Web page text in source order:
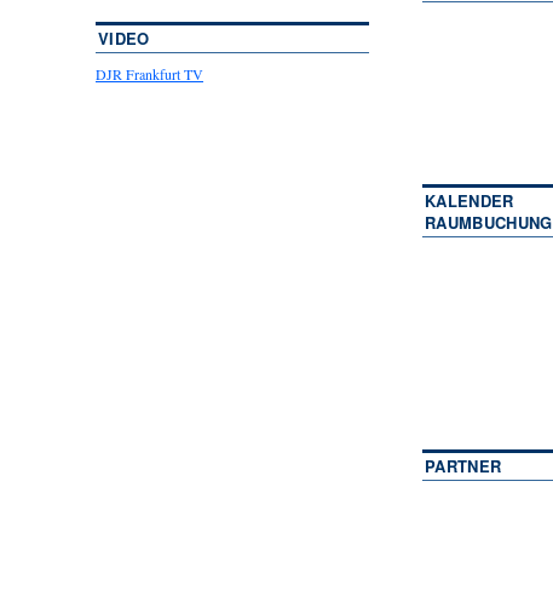
VIDEO
DJR Frankfurt TV
KALENDER
RAUMBUCHUNG
PARTNER